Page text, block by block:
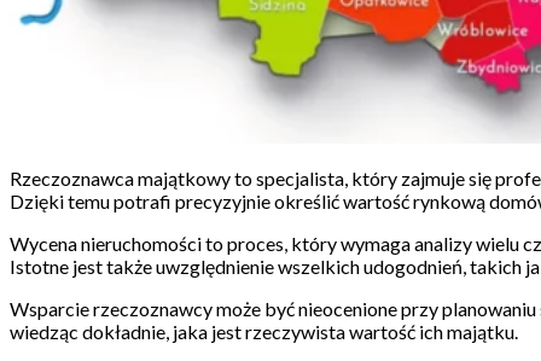
Rzeczoznawca majątkowy to specjalista, który zajmuje się
Dzięki temu potrafi precyzyjnie określić wartość rynkową
Wycena nieruchomości to proces, który wymaga analizy wielu
Istotne jest także uwzględnienie wszelkich udogodnień, takich
Wsparcie rzeczoznawcy może być nieocenione przy
wiedząc dokładnie, jaka jest rzeczywista wartość ich majątku.